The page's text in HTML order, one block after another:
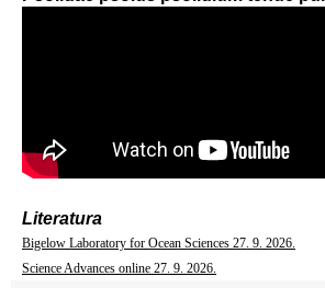
Literatura
Bigelow Laboratory for Ocean Sciences 27. 9. 2026.
Science Advances online 27. 9. 2026.